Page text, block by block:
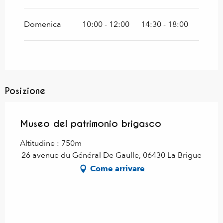
Domenica 10:00 - 12:00 14:30 - 18:00
Posizione
Museo del patrimonio brigasco
Altitudine : 750m
26 avenue du Général De Gaulle, 06430 La Brigue
Come arrivare